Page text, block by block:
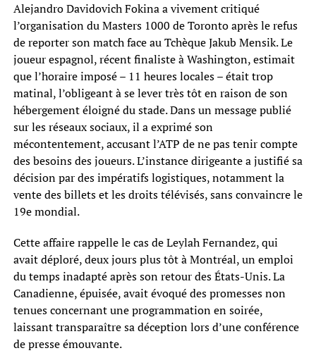
Alejandro Davidovich Fokina a vivement critiqué
l’organisation du Masters 1000 de Toronto après le refus
de reporter son match face au Tchèque Jakub Mensik. Le
joueur espagnol, récent finaliste à Washington, estimait
que l’horaire imposé – 11 heures locales – était trop
matinal, l’obligeant à se lever très tôt en raison de son
hébergement éloigné du stade. Dans un message publié
sur les réseaux sociaux, il a exprimé son
mécontentement, accusant l’ATP de ne pas tenir compte
des besoins des joueurs. L’instance dirigeante a justifié sa
décision par des impératifs logistiques, notamment la
vente des billets et les droits télévisés, sans convaincre le
19e mondial.
Cette affaire rappelle le cas de Leylah Fernandez, qui
avait déploré, deux jours plus tôt à Montréal, un emploi
du temps inadapté après son retour des États-Unis. La
Canadienne, épuisée, avait évoqué des promesses non
tenues concernant une programmation en soirée,
laissant transparaître sa déception lors d’une conférence
de presse émouvante.